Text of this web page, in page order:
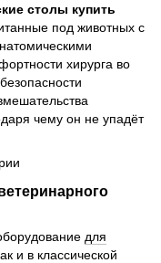
столы купить
под животных с
хирурга во
чему он не упадёт
для
и в классической